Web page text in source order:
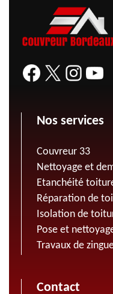
Nos services
Couvreur 33
Nettoyage et
Etanchéité
Réparation de
Isolation de
Pose et
Travaux de
Contact